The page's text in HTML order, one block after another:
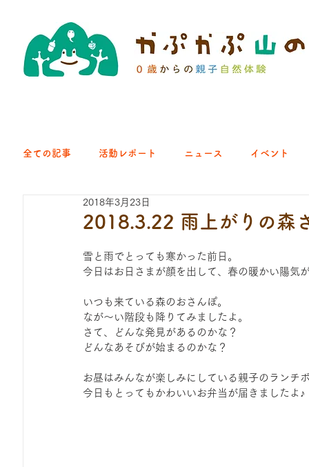
全ての記事 活動レポート ニュース イベント
クラブ｜くらす森
ひろば｜青梅はらっぱ ひろば｜あきる野どろっぱ
ひろば｜おそきっこ里山プレイパーク＆青空こども食堂
森とこどものおまつり みてみて！みんなで描いたよ
2018.3.22 雨上がりの森
2018年3月23日
雪と雨でとっても寒かった前日。
今日はお日さまが顔を出して、春の暖かい陽気
いつも来ている森のおさんぽ。
なが～い階段も降りてみましたよ。
さて、どんな発見があるのかな？
どんなあそびが始まるのかな？
お昼はみんなが楽しみにしている親子のランチ
今日もとってもかわいいお弁当が届きましたよ♪